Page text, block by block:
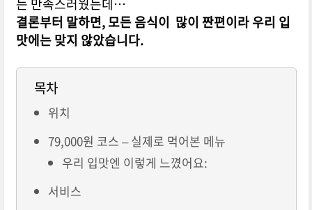
는 만족스러웠는데…
결론부터 말하면, 모든 음식이 많이 짠편이라 우리 입
맛에는 맞지 않았습니다.
목차
위치
79,000원 코스 – 실제로 먹어본 메뉴
우리 입맛엔 이렇게 느꼈어요:
서비스